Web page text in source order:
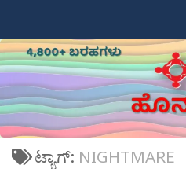
ಟ್ಯಾಗ್: NIGHTMARE